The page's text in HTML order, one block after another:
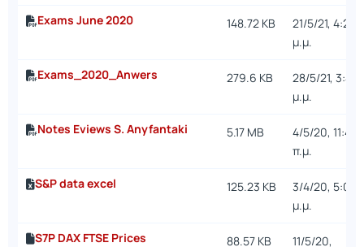
Exams June 2020 148.72 KB
21/5/21, 4:22
μ.μ.
Exams_2020_Anwers 279.6 KB
28/5/21, 3:44
μ.μ.
Notes Eviews S. Anyfantaki 5.17 MB
4/5/20, 11:46
π.μ.
S&P data excel 125.23 KB
3/4/20, 5:06
μ.μ.
S7P DAX FTSE Prices 88.57 KB 11/5/20,